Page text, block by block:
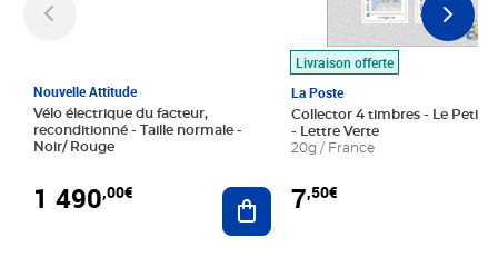
Nouvelle Attitude
Vélo électrique du facteur,
reconditionné - Taille normale -
Noir/ Rouge
1 490,00€ Ajouter au panier
Livraison offerte
La Poste
Collector 4 timbres - Le Petit
- Lettre Verte
20g / France
7,50€